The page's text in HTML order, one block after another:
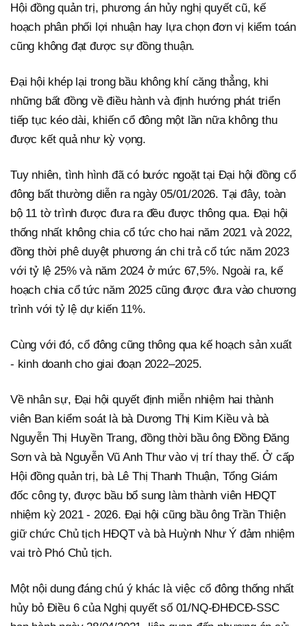
Hội đồng quản trị, phương án hủy nghị quyết cũ, kế
hoạch phân phối lợi nhuận hay lựa chọn đơn vị kiểm toán
cũng không đạt được sự đồng thuận.
Đại hội khép lại trong bầu không khí căng thẳng, khi
những bất đồng về điều hành và định hướng phát triển
tiếp tục kéo dài, khiến cổ đông một lần nữa không thu
được kết quả như kỳ vọng.
Tuy nhiên, tình hình đã có bước ngoặt tại Đại hội đồng cổ
đông bất thường diễn ra ngày 05/01/2026. Tại đây, toàn
bộ 11 tờ trình được đưa ra đều được thông qua. Đại hội
thống nhất không chia cổ tức cho hai năm 2021 và 2022,
đồng thời phê duyệt phương án chi trả cổ tức năm 2023
với tỷ lệ 25% và năm 2024 ở mức 67,5%. Ngoài ra, kế
hoạch chia cổ tức năm 2025 cũng được đưa vào chương
trình với tỷ lệ dự kiến 11%.
Cùng với đó, cổ đông cũng thông qua kế hoạch sản xuất
- kinh doanh cho giai đoạn 2022–2025.
Về nhân sự, Đại hội quyết định miễn nhiệm hai thành
viên Ban kiểm soát là bà Dương Thị Kim Kiều và bà
Nguyễn Thị Huyền Trang, đồng thời bầu ông Đồng Đăng
Sơn và bà Nguyễn Vũ Anh Thư vào vị trí thay thế. Ở cấp
Hội đồng quản trị, bà Lê Thị Thanh Thuận, Tổng Giám
đốc công ty, được bầu bổ sung làm thành viên HĐQT
nhiệm kỳ 2021 - 2026. Đại hội cũng bầu ông Trần Thiện
giữ chức Chủ tịch HĐQT và bà Huỳnh Như Ý đảm nhiệm
vai trò Phó Chủ tịch.
Một nội dung đáng chú ý khác là việc cổ đông thống nhất
hủy bỏ Điều 6 của Nghị quyết số 01/NQ-ĐHĐCĐ-SSC